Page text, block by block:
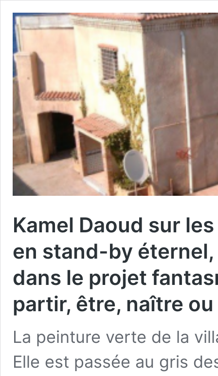
Kamel Daoud sur
en stand-by
dans le projet
partir, être, naître
La peinture verte de la
Elle est passée au gris